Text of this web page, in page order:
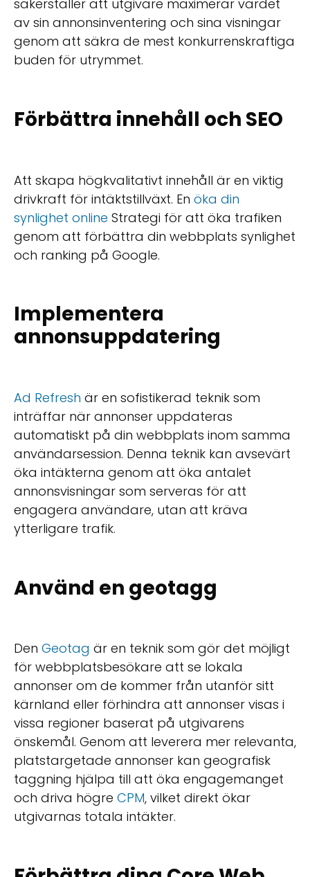
säkerställer att utgivare maximerar värdet
av sin annonsinventering och sina visningar
genom att säkra de mest konkurrenskraftiga
buden för utrymmet.
Förbättra innehåll och SEO
Att skapa högkvalitativt innehåll är en viktig
drivkraft för intäktstillväxt. En öka din
synlighet online Strategi för att öka trafiken
genom att förbättra din webbplats synlighet
och ranking på Google.
Implementera
annonsuppdatering
Ad Refresh är en sofistikerad teknik som
inträffar när annonser uppdateras
automatiskt på din webbplats inom samma
användarsession. Denna teknik kan avsevärt
öka intäkterna genom att öka antalet
annonsvisningar som serveras för att
engagera användare, utan att kräva
ytterligare trafik.
Använd en geotagg
Den Geotag är en teknik som gör det möjligt
för webbplatsbesökare att se lokala
annonser om de kommer från utanför sitt
kärnland eller förhindra att annonser visas i
vissa regioner baserat på utgivarens
önskemål. Genom att leverera mer relevanta,
platstargetade annonser kan geografisk
taggning hjälpa till att öka engagemanget
och driva högre CPM, vilket direkt ökar
utgivarnas totala intäkter.